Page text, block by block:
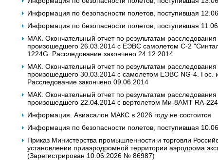
Информация по безопасности полетов, поступившая
Информация по безопасности полетов, поступившая
МАК. Окончательный отчет по результатам
произошедшего 26.03.2014 с ЕЭВС самолетом С-2
1224G. Расследование закончено 24.12.2014
МАК. Окончательный отчет по результатам
произошедшего 30.03.2014 с самолетом ЕЭВС NG-4. Гос.
Расследование закончено 09.06.2014
МАК. Окончательный отчет по результатам
произошедшего 22.04.2014 с вертолетом Ми-8АМТ RA-
Информация. Авиасалон МАКС в 2026 году не состоится
Информация по безопасности полетов, поступившая
Приказ Министерства промышленности и торговли
установлении приаэродромной территории аэродрома
(Зарегистрирован 10.06.2026 № 86987)